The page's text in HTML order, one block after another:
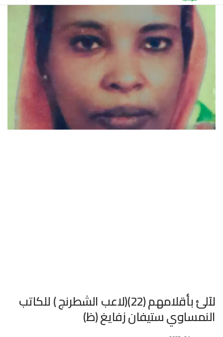
لآلئ بأقلامهم (22)(لاعب الشطرنج ) للكاتب
النمساوي ستيفان زفايغ (ظ)